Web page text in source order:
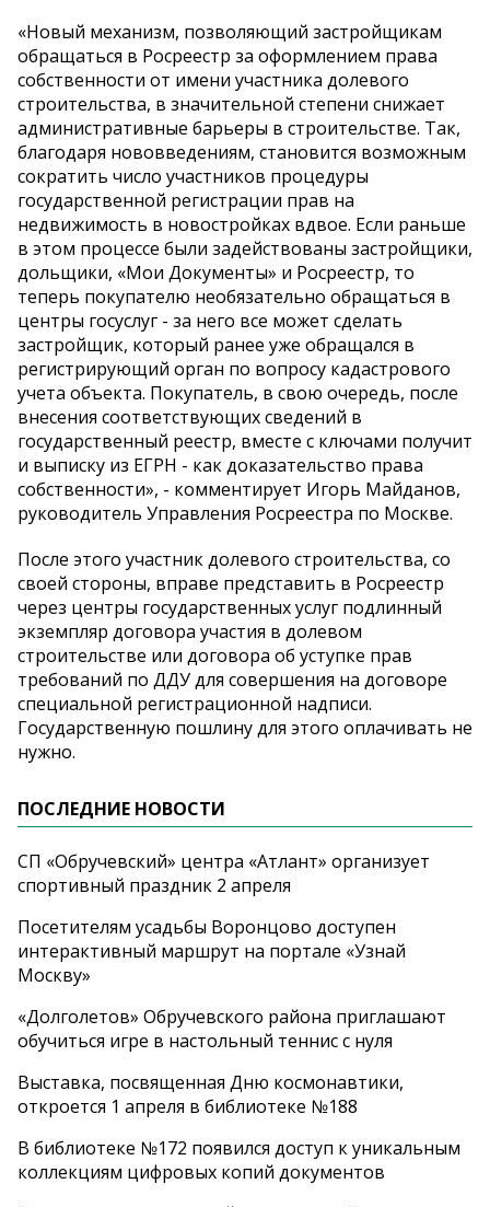
«Новый механизм, позволяющий застройщикам
обращаться в Росреестр за оформлением права
собственности от имени участника долевого
строительства, в значительной степени снижает
административные барьеры в строительстве. Так,
благодаря нововведениям, становится возможным
сократить число участников процедуры
государственной регистрации прав на
недвижимость в новостройках вдвое. Если раньше
в этом процессе были задействованы застройщики,
дольщики, «Мои Документы» и Росреестр, то
теперь покупателю необязательно обращаться в
центры госуслуг - за него все может сделать
застройщик, который ранее уже обращался в
регистрирующий орган по вопросу кадастрового
учета объекта. Покупатель, в свою очередь, после
внесения соответствующих сведений в
государственный реестр, вместе с ключами получит
и выписку из ЕГРН - как доказательство права
собственности», - комментирует Игорь Майданов,
руководитель Управления Росреестра по Москве.
После этого участник долевого строительства, со
своей стороны, вправе представить в Росреестр
через центры государственных услуг подлинный
экземпляр договора участия в долевом
строительстве или договора об уступке прав
требований по ДДУ для совершения на договоре
специальной регистрационной надписи.
Государственную пошлину для этого оплачивать не
нужно.
ПОСЛЕДНИЕ НОВОСТИ
СП «Обручевский» центра «Атлант» организует
спортивный праздник 2 апреля
Посетителям усадьбы Воронцово доступен
интерактивный маршрут на портале «Узнай
Москву»
«Долголетов» Обручевского района приглашают
обучиться игре в настольный теннис с нуля
Выставка, посвященная Дню космонавтики,
откроется 1 апреля в библиотеке №188
В библиотеке №172 появился доступ к уникальным
коллекциям цифровых копий документов